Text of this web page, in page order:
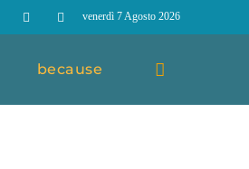
venerdì 7 Agosto 2026
because